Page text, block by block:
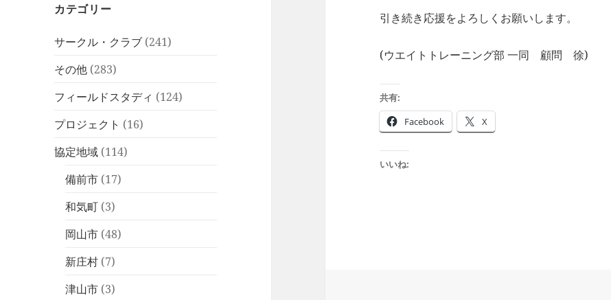
カテゴリー
サークル・クラブ (241)
その他 (283)
フィールドスタディ (124)
プロジェクト (16)
協定地域 (114)
備前市 (17)
和気町 (3)
岡山市 (48)
新庄村 (7)
津山市 (3)
引き続き応援をよろしくお願いします。
(ウエイトトレーニング部 一同 顧問 徐)
共有:
Facebook
X
いいね: